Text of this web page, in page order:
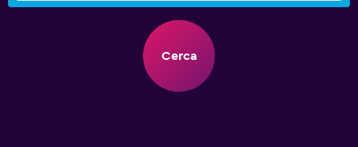
Cerca